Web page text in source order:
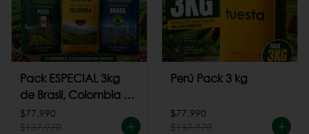
Pack ESPECIAL 3kg
de Brasil, Colombia +
Perú
$77.990
$137.970
Perú Pack 3 kg
$77.990
$137.970